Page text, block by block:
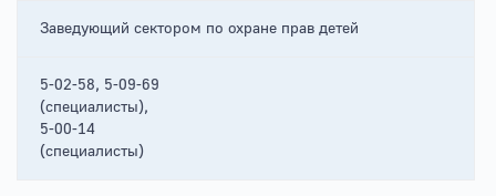
Заведующий сектором по охране прав детей
5-02-58, 5-09-69
(специалисты),
5-00-14
(специалисты)